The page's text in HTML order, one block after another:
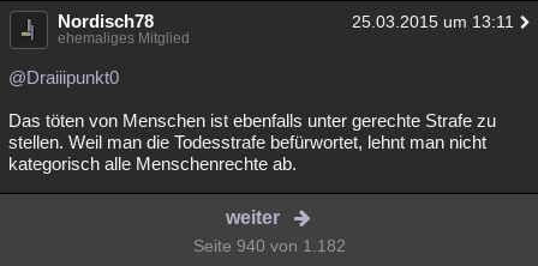
Nordisch78 25.03.2015 um 13:11
ehemaliges Mitglied
@Draiiipunkt0
Das töten von Menschen ist ebenfalls unter gerechte Strafe zu
stellen. Weil man die Todesstrafe befürwortet, lehnt man nicht
kategorisch alle Menschenrechte ab.
weiter
Seite 940 von 1.182